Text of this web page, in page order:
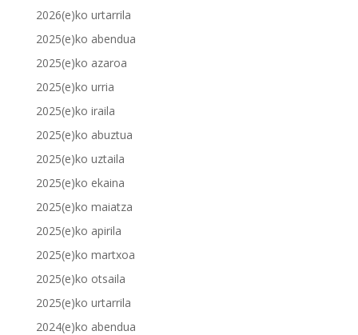
2026(e)ko urtarrila
2025(e)ko abendua
2025(e)ko azaroa
2025(e)ko urria
2025(e)ko iraila
2025(e)ko abuztua
2025(e)ko uztaila
2025(e)ko ekaina
2025(e)ko maiatza
2025(e)ko apirila
2025(e)ko martxoa
2025(e)ko otsaila
2025(e)ko urtarrila
2024(e)ko abendua